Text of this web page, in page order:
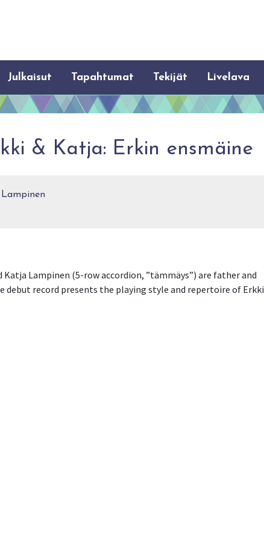
Julkaisut Tapahtumat Tekijät Livelava
& Katja: Erkin ensmäine
Lampinen (5-row accordion, ”tämmäys”) are father and
debut record presents the playing style and repertoire of Erkki